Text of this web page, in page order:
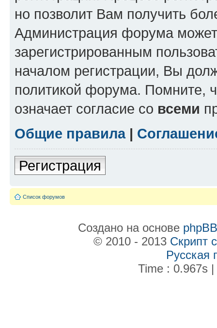
но позволит Вам получить
Администрация форума может
зарегистрированным
началом регистрации, Вы
политикой форума. Помните,
означает согласие со всеми
Общие правила|
Регистрация
Список форумов
Создано на основе phpBB
© 2010 - 2013 Скрипт
Русская
Time : 0.967s